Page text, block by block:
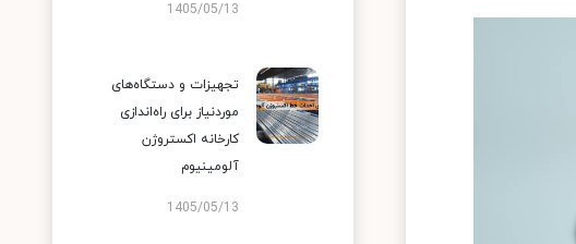
1405/05/13
تجهیزات و دستگاه‌های
موردنیاز برای راه‌اندازی
کارخانه اکستروژن
آلومینیوم
1405/05/13